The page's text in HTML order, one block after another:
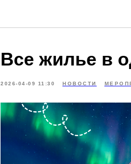
Все жилье в
2026-04-09 11:30 НОВОСТИ